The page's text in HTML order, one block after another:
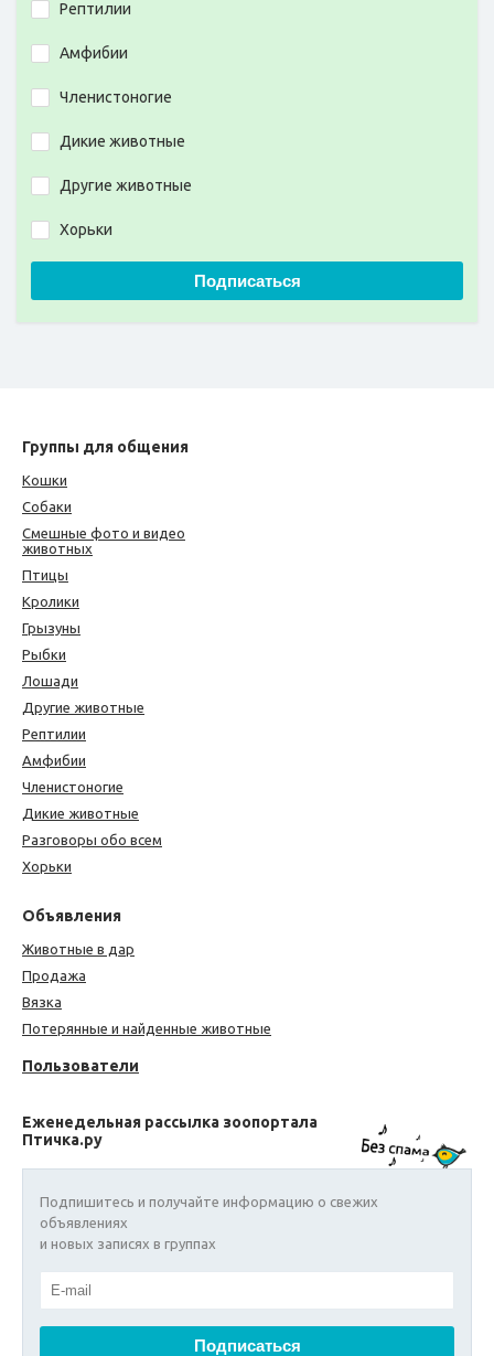
Рептилии
Амфибии
Членистоногие
Дикие животные
Другие животные
Хорьки
Подписаться
Группы для общения
Кошки
Собаки
Смешные фото и видео
животных
Птицы
Кролики
Грызуны
Рыбки
Лошади
Другие животные
Рептилии
Амфибии
Членистоногие
Дикие животные
Разговоры обо всем
Хорьки
Объявления
Животные в дар
Продажа
Вязка
Потерянные и найденные животные
Пользователи
Еженедельная рассылка зоопортала
Птичка.ру
Подпишитесь и получайте информацию о свежих
объявлениях
и новых записях в группах